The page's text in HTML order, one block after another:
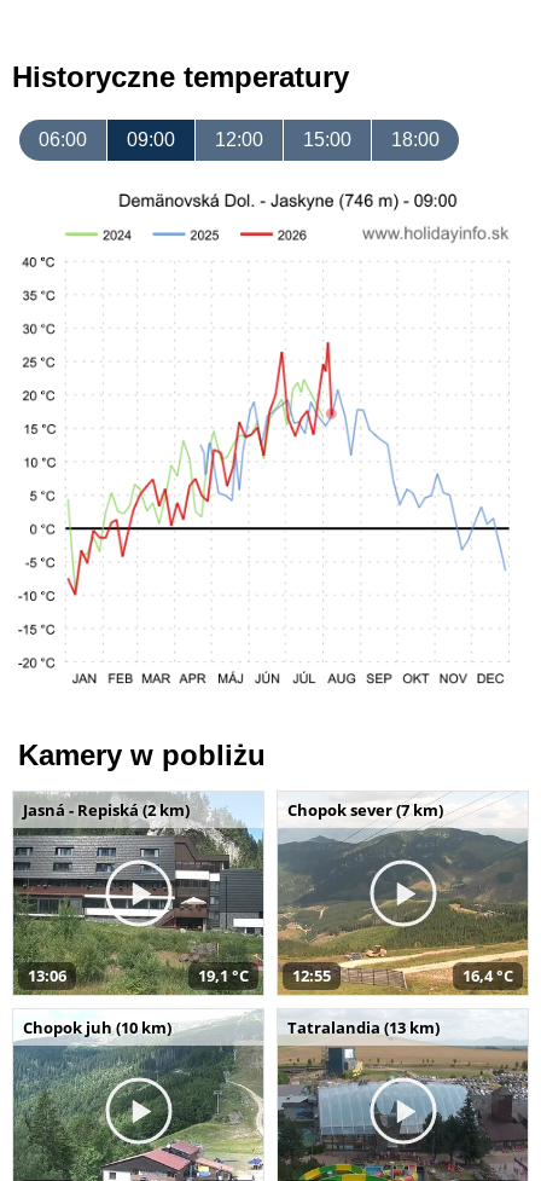
Historyczne temperatury
06:00 09:00 12:00 15:00 18:00
Kamery w pobliżu
Jasná - Repiská (2 km)
13:06 19,1 °C
Chopok sever (7 km)
12:55 16,4 °C
Chopok juh (10 km) Tatralandia (13 km)